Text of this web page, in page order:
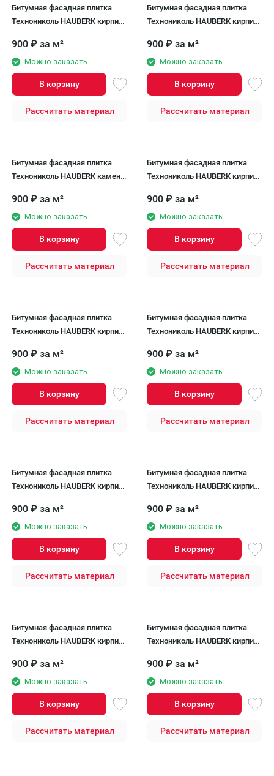
Битумная фасадная плитка
Технониколь HAUBERK кирпич
900 ₽ за м²
Можно заказать
В корзину
Рассчитать материал
Битумная фасадная плитка
Технониколь HAUBERK кирпич
900 ₽ за м²
Можно заказать
В корзину
Рассчитать материал
Битумная фасадная плитка
Технониколь HAUBERK камень
900 ₽ за м²
Можно заказать
В корзину
Рассчитать материал
Битумная фасадная плитка
Технониколь HAUBERK кирпич
900 ₽ за м²
Можно заказать
В корзину
Рассчитать материал
Битумная фасадная плитка
Технониколь HAUBERK кирпич
900 ₽ за м²
Можно заказать
В корзину
Рассчитать материал
Битумная фасадная плитка
Технониколь HAUBERK кирпич
900 ₽ за м²
Можно заказать
В корзину
Рассчитать материал
Битумная фасадная плитка
Технониколь HAUBERK кирпич
900 ₽ за м²
Можно заказать
В корзину
Рассчитать материал
Битумная фасадная плитка
Технониколь HAUBERK кирпич
900 ₽ за м²
Можно заказать
В корзину
Рассчитать материал
Битумная фасадная плитка
Технониколь HAUBERK кирпич
900 ₽ за м²
Можно заказать
В корзину
Рассчитать материал
Битумная фасадная плитка
Технониколь HAUBERK кирпич
900 ₽ за м²
Можно заказать
В корзину
Рассчитать материал